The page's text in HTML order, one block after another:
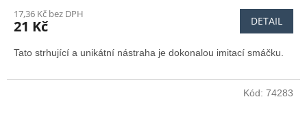
17,36 Kč bez DPH
21 Kč DETAIL
Tato strhující a unikátní nástraha je dokonalou imitací smáčku.
Kód: 74283